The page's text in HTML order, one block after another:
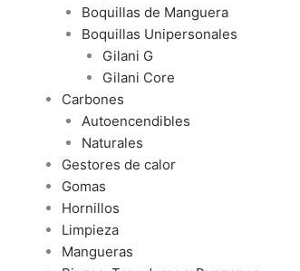
Boquillas de Manguera
Boquillas Unipersonales
Gilani G
Gilani Core
Carbones
Autoencendibles
Naturales
Gestores de calor
Gomas
Hornillos
Limpieza
Mangueras